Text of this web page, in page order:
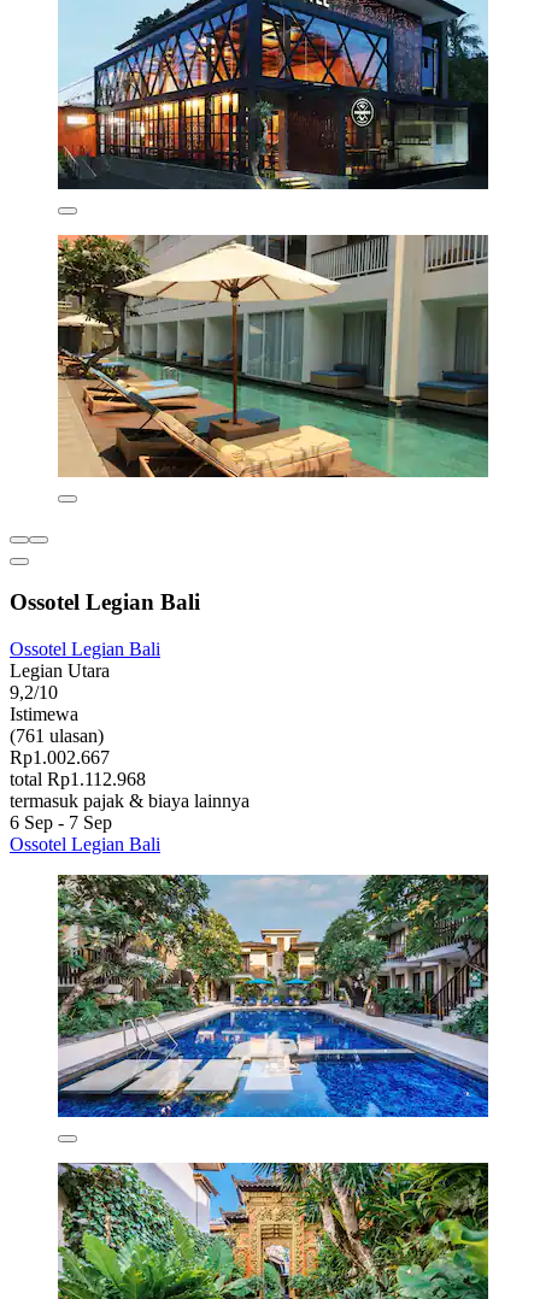
Ossotel Legian Bali
Ossotel Legian Bali
Legian Utara
9,2/10
Istimewa
(761 ulasan)
Rp1.002.667
total Rp1.112.968
termasuk pajak & biaya lainnya
6 Sep - 7 Sep
Ossotel Legian Bali